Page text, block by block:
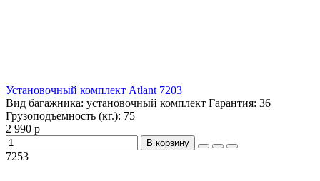
Установочный комплект Atlant 7203
Вид багажника: установочный комплект Гарантия: 36
Грузоподъемность (кг.): 75
2 990 р
В корзину
7253